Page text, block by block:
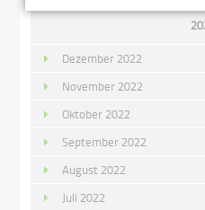
Dezember 2022
November 2022
Oktober 2022
September 2022
August 2022
Juli 2022